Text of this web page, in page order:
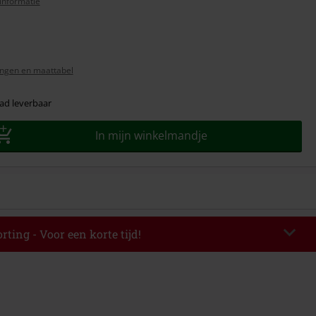
en maattabel
leverbaar
In mijn winkelmandje
- Voor een korte tijd!